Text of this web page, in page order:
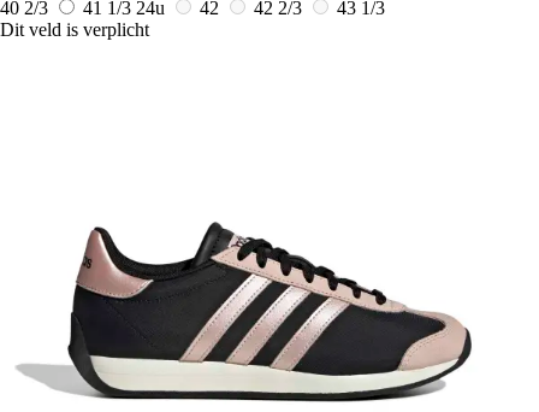
40 2/3 41 1/3 24u 42 42 2/3
43 1/3
Dit veld is verplicht